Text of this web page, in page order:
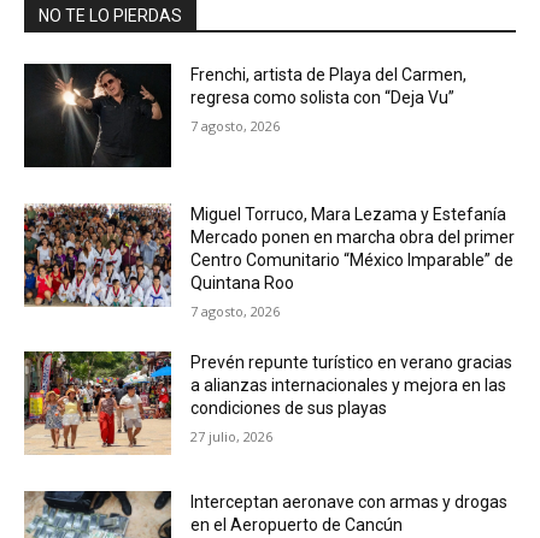
NO TE LO PIERDAS
Frenchi, artista de Playa del Carmen,
regresa como solista con “Deja Vu”
7 agosto, 2026
Miguel Torruco, Mara Lezama y Estefanía
Mercado ponen en marcha obra del primer
Centro Comunitario “México Imparable” de
Quintana Roo
7 agosto, 2026
Prevén repunte turístico en verano gracias
a alianzas internacionales y mejora en las
condiciones de sus playas
27 julio, 2026
Interceptan aeronave con armas y drogas
en el Aeropuerto de Cancún